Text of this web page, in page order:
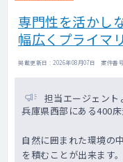
専門性を活かし
幅広くプライマ
掲載更新日 : 2026年08月07日 案件番
担当エージェント
兵庫県西部にある400床
自然に囲まれた環境の
を積むことが出来ます。